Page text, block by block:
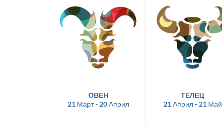
ОВЕН
21 Март - 20 Април
ТЕЛЕЦ
21 Април - 21 Май